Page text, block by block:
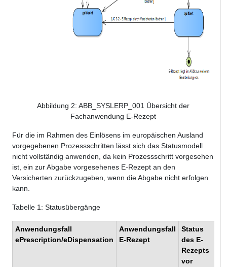
Abbildung 2: ABB_SYSLERP_001 Übersicht der
Fachanwendung E-Rezept
Für die im Rahmen des Einlösens im europäischen Ausland
vorgegebenen Prozessschritten lässt sich das Statusmodell
nicht vollständig anwenden, da kein Prozessschritt vorgesehen
ist, ein zur Abgabe vorgesehenes E-Rezept an den
Versicherten zurückzugeben, wenn die Abgabe nicht erfolgen
kann.
Tabelle 1: Statusübergänge
Anwendungsfall
ePrescription/eDispensation
Anwendungsfall
E-Rezept
Status
des E-
Rezepts
vor